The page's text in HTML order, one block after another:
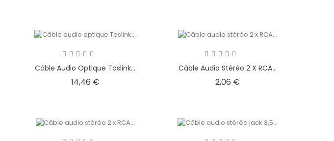
Câble Audio Optique Toslink...
14,46 €Prix
Câble Audio Stéréo 2 X RCA...
2,06 €Prix